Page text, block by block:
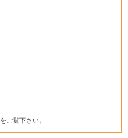
をご覧下さい。